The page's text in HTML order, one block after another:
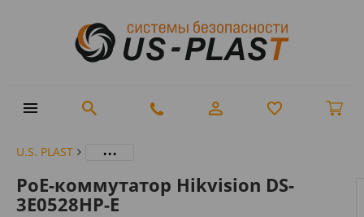
U.S. PLAST ...
PoE-коммутатор Hikvision DS-
3E0528HP-E